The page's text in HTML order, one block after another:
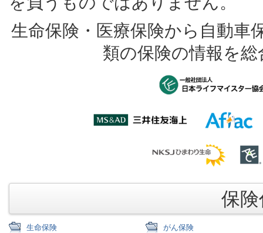
生命保険・医療保険から自動車
類の保険の情報を
保
生命保険 がん保険